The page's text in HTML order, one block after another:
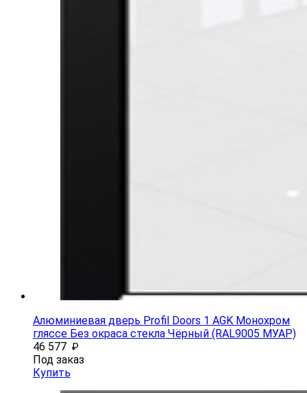
Алюминиевая дверь Profil Doors 1 AGK Монохром
гляссе Без окраса стекла Чёрный (RAL9005 МУАР)
46 577 ₽
Под заказ
Купить